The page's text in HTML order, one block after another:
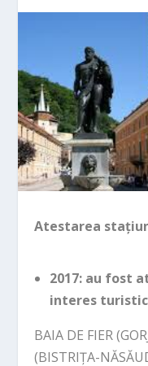
Atestarea
2017: au fost
interes
BAIA DE FIER
(BISTRIȚA-